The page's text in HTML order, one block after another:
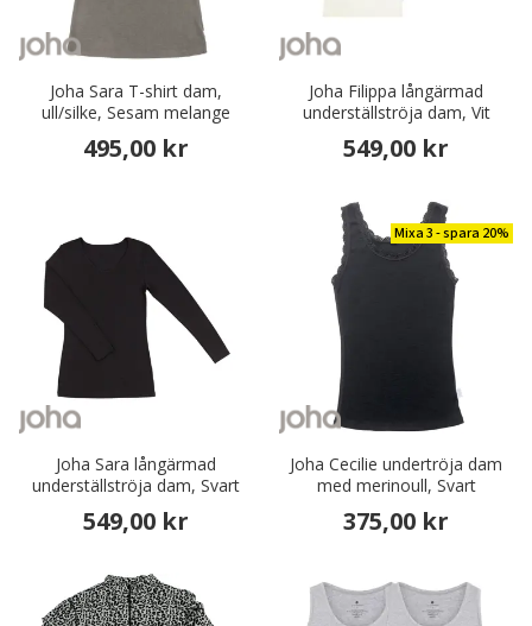
Joha Sara T-shirt dam,
ull/silke, Sesam melange
495,00 kr
Joha Filippa långärmad
underställströja dam, Vit
549,00 kr
Joha Sara långärmad
underställströja dam, Svart
549,00 kr
Mixa 3 - spara 20%
Joha Cecilie undertröja dam
med merinoull, Svart
375,00 kr